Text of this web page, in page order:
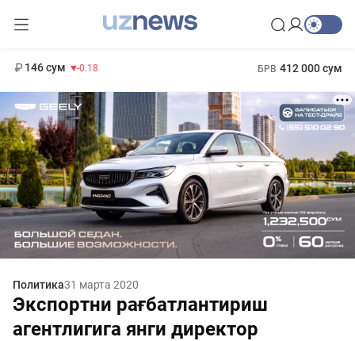
146 сум -0.18 БРВ 412 000 сум
Политика31 марта 2020
Экспортни рағбатлантириш
агентлигига янги директор